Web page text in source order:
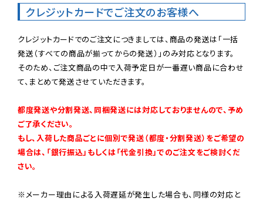
クレジットカードでご注文のお客様へ
クレジットカードでのご注文につきましては、商品の発送は「一括
発送（すべての商品が揃ってからの発送）」のみ対応となります。
そのため、ご注文商品の中で入荷予定日が一番遅い商品に合わせ
て、まとめて発送させていただきます。
都度発送や分割発送、同梱発送には対応しておりませんので、予め
ご了承ください。
もし、入荷した商品ごとに個別で発送（都度・分割発送）をご希望の
場合は、「銀行振込」もしくは「代金引換」でのご注文をご検討くだ
さい。
※メーカー理由による入荷遅延が発生した場合も、同様の対応と